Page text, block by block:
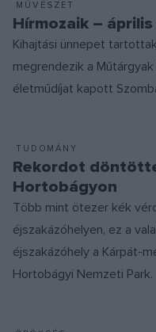
MŰVÉSZET
Hírmozaik –
Kihajtási ünnepet
megrendezik a
életműdíjat kapott
TUDOMÁNY
Rekordot
Hortobágyon
Több mint ötezer kék
éjszakázóhelyen, ez a
éjszakázóhely a Kárpát-
Hortobágyi Nemzeti Park.